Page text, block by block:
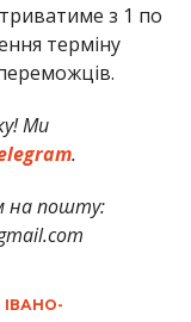
з 1 по
терміну
Ми
.
на пошту:
ІВАНО-